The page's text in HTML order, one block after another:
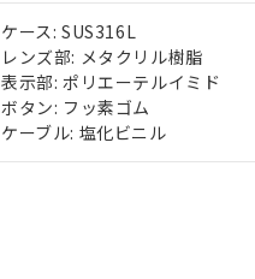
ケース: SUS316L
レンズ部: メタクリル樹脂
表示部: ポリエーテルイミド
ボタン: フッ素ゴム
ケーブル: 塩化ビニル